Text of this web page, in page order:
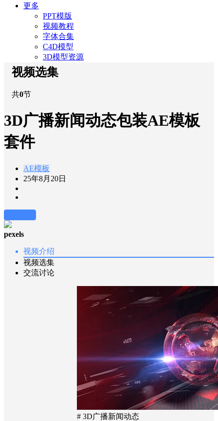
更多
PPT模版
视频教程
字体合集
C4D模型
3D模型资源
视频选集
共0节
3D广播新闻动态包装AE模板
套件
AE模板
25年8月20日
pexels
视频介绍
视频选集
交流讨论
# 3D广播新闻动态